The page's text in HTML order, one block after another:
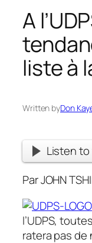
A
liste à
Written byDon
Listen
Par JOHN
l’UDPS,
ratera pas de